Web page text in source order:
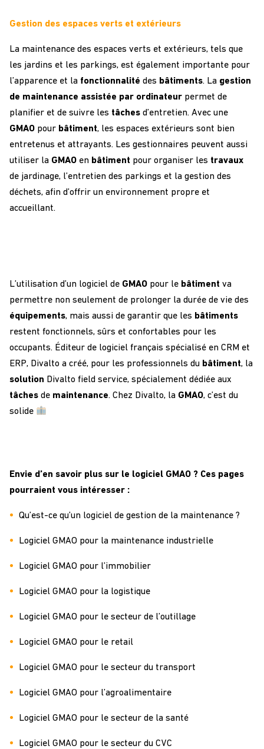
Gestion des espaces verts et extérieurs
La maintenance des espaces verts et extérieurs, tels que
les jardins et les parkings, est également importante pour
l’apparence et la fonctionnalité des bâtiments. La gestion
de maintenance assistée par ordinateur permet de
planifier et de suivre les tâches d’entretien. Avec une
GMAO pour bâtiment, les espaces extérieurs sont bien
entretenus et attrayants. Les gestionnaires peuvent aussi
utiliser la GMAO en bâtiment pour organiser les travaux
de jardinage, l’entretien des parkings et la gestion des
déchets, afin d’offrir un environnement propre et
accueillant.
L’utilisation d’un logiciel de GMAO pour le bâtiment va
permettre non seulement de prolonger la durée de vie des
équipements, mais aussi de garantir que les bâtiments
restent fonctionnels, sûrs et confortables pour les
occupants. Éditeur de logiciel français spécialisé en CRM et
ERP, Divalto a créé, pour les professionnels du bâtiment, la
solution Divalto field service, spécialement dédiée aux
tâches de maintenance. Chez Divalto, la GMAO, c’est du
solide
Envie d’en savoir plus sur le logiciel GMAO ? Ces pages
pourraient vous intéresser :
Qu’est-ce qu’un logiciel de gestion de la maintenance ?
Logiciel GMAO pour la maintenance industrielle
Logiciel GMAO pour l’immobilier
Logiciel GMAO pour la logistique
Logiciel GMAO pour le secteur de l’outillage
Logiciel GMAO pour le retail
Logiciel GMAO pour le secteur du transport
Logiciel GMAO pour l’agroalimentaire
Logiciel GMAO pour le secteur de la santé
Logiciel GMAO pour le secteur du CVC